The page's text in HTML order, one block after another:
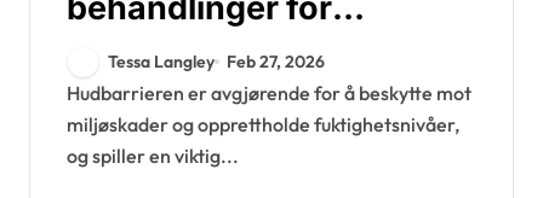
reparasjon av
hudbarrieren:
Ansiktsbehandlinger,
terapier, fordeler
Tessa Langley Feb 27, 2026
Hudbarrieren er avgjørende for å beskytte mot
miljøskader og opprettholde fuktighetsnivåer,
og spiller en viktig...